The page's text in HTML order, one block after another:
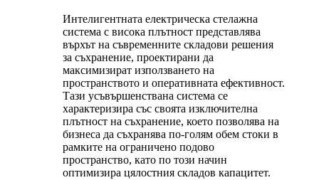
Интелигентната електрическа стелажна
система с висока плътност представлява
върхът на съвременните складови решения
за съхранение, проектирани да
максимизират използването на
пространството и оперативната ефективност.
Тази усъвършенствана система се
характеризира със своята изключителна
плътност на съхранение, което позволява на
бизнеса да съхранява по-голям обем стоки в
рамките на ограничено подово
пространство, като по този начин
оптимизира цялостния складов капацитет.